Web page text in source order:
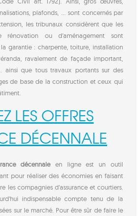
plafonds, … sont concernés par
les tribunaux considèrent que les
rénovation ou d’aménagement sont
garantie : charpente, toiture, installation
ravalement de façade important,
ainsi que tous travaux portants sur des
de base de la construction et ceux qui
LES OFFRES
DÉCENNALE
décennaleen ligne est un outil
pour réaliser des économies en faisant
les compagnies d’assurance et courtiers.
indispensable compte tenu de la
sur le marché. Pour être sûr de faire le